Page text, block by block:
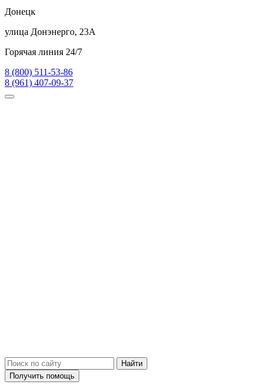
Донецк
улица Донэнерго, 23А
Горячая линия 24/7
8 (800) 511-53-86
8 (961) 407-09-37
Получить помощь